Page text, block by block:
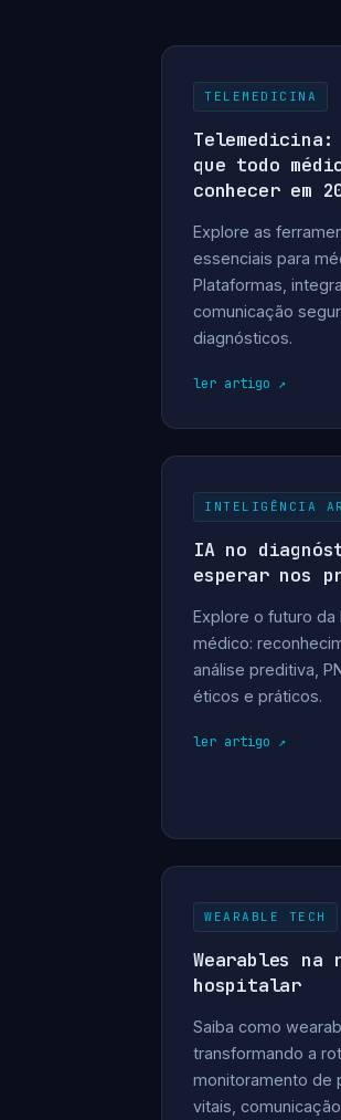
TELEMEDICINA
que todo
conhecer em
Explore as
essenciais para
Plataformas,
comunicação
diagnósticos.
ler artigo
INTELIGÊNCIA
IA no
esperar nos
Explore o futuro da
médico:
análise preditiva,
éticos e práticos.
ler artigo
WEARABLE TECH
Wearables na
hospitalar
Saiba como
transformando a
monitoramento de
vitais,